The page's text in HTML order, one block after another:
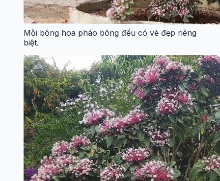
Mỗi bông hoa pháo bông đều có vẻ đẹp riêng
biệt.